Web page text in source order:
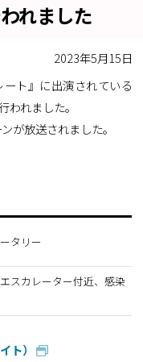
れました
2023年5月15日
ト』に出演されている
れました。
が放送されました。
タリー
スカレーター付近、感染
ト）